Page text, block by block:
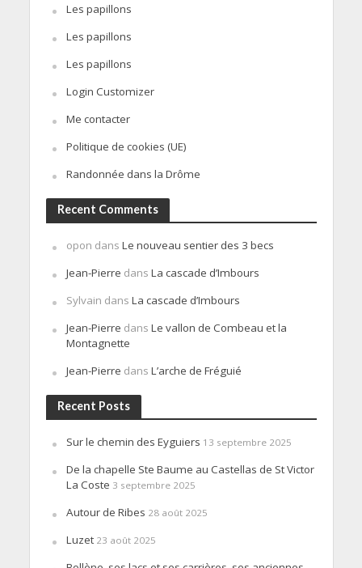
Les papillons
Les papillons
Les papillons
Login Customizer
Me contacter
Politique de cookies (UE)
Randonnée dans la Drôme
Recent Comments
opon dans Le nouveau sentier des 3 becs
Jean-Pierre dans La cascade d’Imbours
Sylvain dans La cascade d’Imbours
Jean-Pierre dans Le vallon de Combeau et la
Montagnette
Jean-Pierre dans L’arche de Fréguié
Recent Posts
Sur le chemin des Eyguiers 13 septembre 2025
De la chapelle Ste Baume au Castellas de St Victor
La Coste 3 septembre 2025
Autour de Ribes 28 août 2025
Luzet 23 août 2025